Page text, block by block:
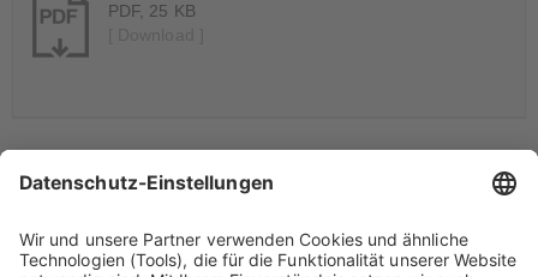
PDF, 25 KB
Hauptversammlung 2019
Die ordentliche Hauptversammlung der Biotest AG fand am 7. Mai